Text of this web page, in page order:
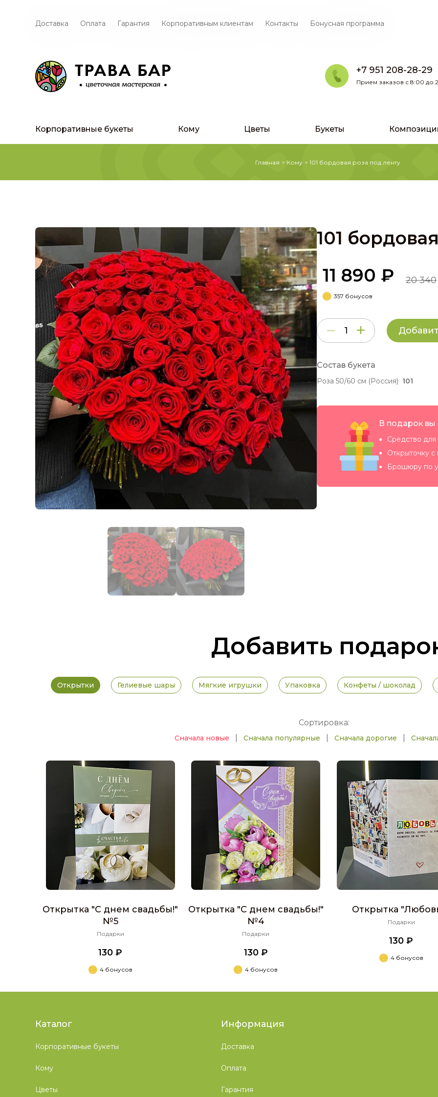
Доставка Оплата Гарантия Корпоративным клиентам Контакты Бонусная программа
+7 951 208-28-29
Прием заказов с 8:00 до
Корпоративные букеты Кому Цветы Букеты
Главная > Кому > 101 бордовая роза под ленту
101
11 890 ₽
20 340
357 бонусов
Состав букета
Роза 50/60 см (Россия) 101
В подарок вы
Средство
Открыточку
Брошюру по
Добавить
Открытки Гелиевые шары Мягкие игрушки Упаковка Конфеты / шоколад
Сортировка:
Сначала новые Сначала популярные Сначала дорогие
Открытка "С днем свадьбы!"
№5
Подарки
130 ₽
4 бонусов
Открытка "С днем свадьбы!"
№4
Подарки
130 ₽
4 бонусов
Открытка
Подарки
130 ₽
4 бонусов
Каталог
Корпоративные букеты
Кому
Цветы
Информация
Доставка
Оплата
Гарантия